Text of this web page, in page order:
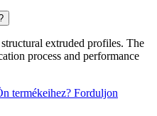
extruded profiles. The
process and performance
termékeihez? Forduljon